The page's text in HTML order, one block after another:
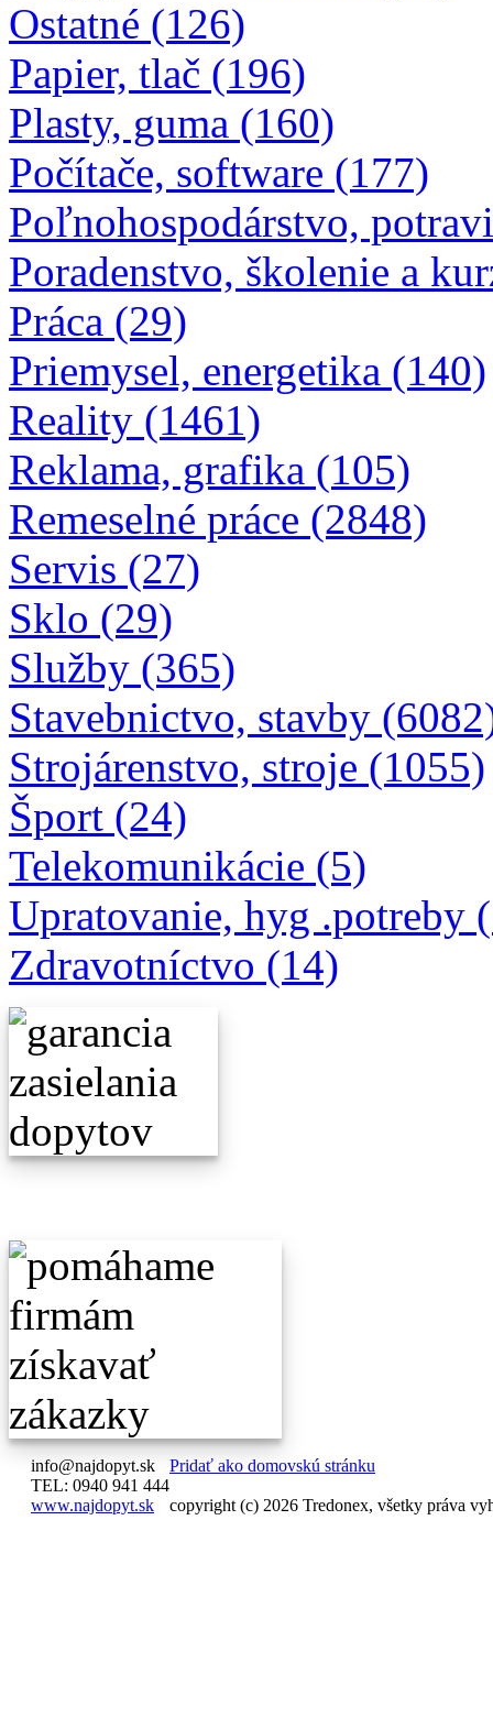
Ostatné (126)
Papier, tlač (196)
Plasty, guma (160)
Počítače, software (177)
Poľnohospodárstvo,
Poradenstvo, školenie a
Práca (29)
Priemysel, energetika (140)
Reality (1461)
Reklama, grafika (105)
Remeselné práce (2848)
Servis (27)
Sklo (29)
Služby (365)
Stavebnictvo, stavby
Strojárenstvo, stroje (1055)
Šport (24)
Telekomunikácie (5)
Upratovanie, hyg .potreby
Zdravotníctvo (14)
info@najdopyt.sk
TEL: 0940 941 444
www.najdopyt.sk
Pridať ako domovskú stránku
copyright (c) 2026 Tredonex, všetky práva